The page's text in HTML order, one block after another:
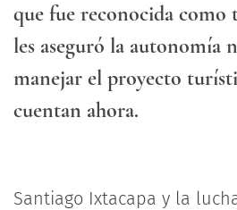
que fue reconocida como
les aseguró la autonomía
manejar el proyecto
cuentan ahora.
Santiago Ixtacapa y la